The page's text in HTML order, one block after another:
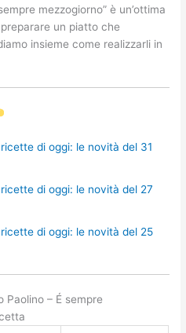
mezzogiorno” è un’ottima
un piatto che
insieme come realizzarli in
di oggi: le novità del 31
di oggi: le novità del 27
di oggi: le novità del 25
Paolino – É sempre